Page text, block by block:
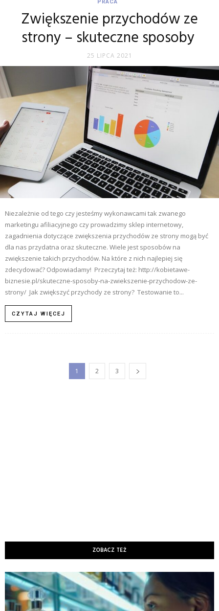
PRACA
Zwiększenie przychodów ze
strony – skuteczne sposoby
25 LIPCA 2021
Niezależnie od tego czy jesteśmy wykonawcami tak zwanego
marketingu afiliacyjnego czy prowadzimy sklep internetowy,
zagadnienia dotyczące zwiększenia przychodów ze strony mogą być
dla nas przydatna oraz skuteczne. Wiele jest sposobów na
zwiększenie takich przychodów. Na które z nich najlepiej się
zdecydować? Odpowiadamy! Przeczytaj też: http://kobietawe-
biznesie.pl/skuteczne-sposoby-na-zwiekszenie-przychodow-ze-
strony/ Jak zwiększyć przychody ze strony? Testowanie to...
CZYTAJ WIĘCEJ
1 2 3
ZOBACZ TEŻ